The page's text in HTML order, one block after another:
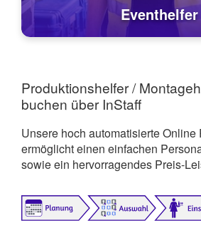
Eventhelfer
Produktionshelfer /
buchen über InStaff
Unsere hoch automatisierte Online
ermöglicht einen einfachen
sowie ein hervorragendes Preis-